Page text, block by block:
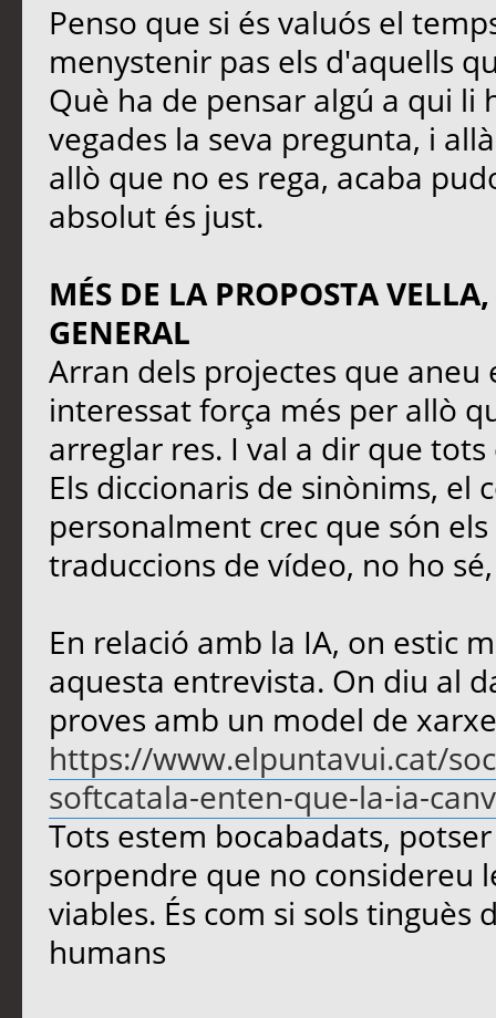
Penso que si és valuós el
menystenir pas els d'aquells
Què ha de pensar algú a qui li
vegades la seva pregunta, i
allò que no es rega, acaba
absolut és just.
MÉS DE LA PROPOSTA
GENERAL
Arran dels projectes que
interessat força més per allò
arreglar res. I val a dir que
Els diccionaris de sinònims,
personalment crec que són
traduccions de vídeo, no ho
En relació amb la IA, on estic
aquesta entrevista. On diu al
proves amb un model de
https://www.elpuntavui.cat/
softcatala-enten-que-la-ia-
Tots estem bocabadats,
sorpendre que no considereu
viables. És com si sols tinguès
humans